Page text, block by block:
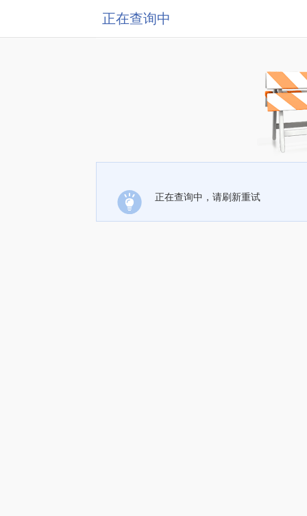
正在查询中
正在查询中，请刷新重试